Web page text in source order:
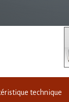
technique